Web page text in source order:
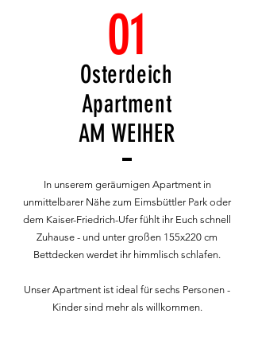
01
Osterdeich
Apartment
AM WEIHER
In unserem geräumigen Apartment in
unmittelbarer Nähe zum Eimsbüttler Park oder
dem Kaiser-Friedrich-Ufer fühlt ihr Euch schnell
Zuhause - und unter großen 155x220 cm
Bettdecken werdet ihr himmlisch schlafen.
Unser Apartment ist ideal für sechs Personen -
Kinder sind mehr als willkommen.